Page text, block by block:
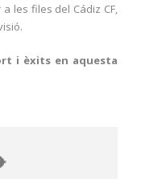
les files del Cádiz CF,
i èxits en aquesta